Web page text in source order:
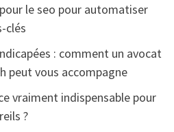
le seo pour automatiser
clés
: comment un avocat
peut vous accompagne
vraiment indispensable pour
?